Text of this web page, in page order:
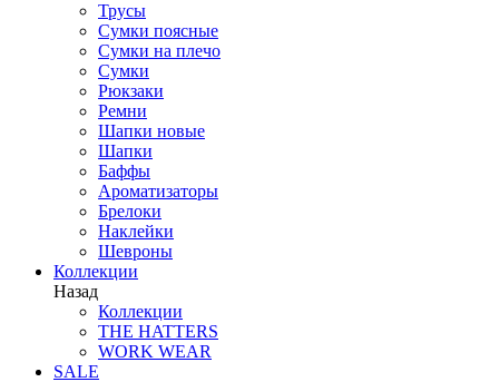
Трусы
Сумки поясные
Сумки на плечо
Сумки
Рюкзаки
Ремни
Шапки новые
Шапки
Баффы
Ароматизаторы
Брелоки
Наклейки
Шевроны
Коллекции
Назад
Коллекции
THE HATTERS
WORK WEAR
SALE